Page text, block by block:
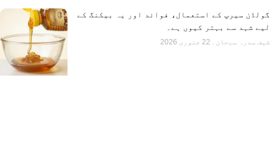
گولڈن سیرپ کے استعمال، فوائد اور یہ بیکنگ کے
لیے شہد سے بہتر کیوں ہے۔
شیف سدرہ سبحان